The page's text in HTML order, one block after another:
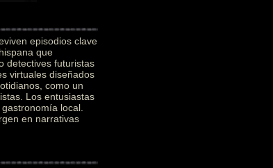
episodios clave
que
detectives futuristas
virtuales diseñados
como un
Los entusiastas
local.
en narrativas